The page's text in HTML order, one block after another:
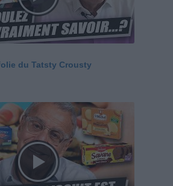
du Tatsty Crousty